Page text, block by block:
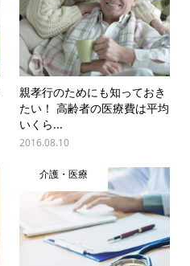
親孝行のためにも知っておき
たい！ 高齢者の医療費は平均
いくら...
2016.08.10
介護・医療